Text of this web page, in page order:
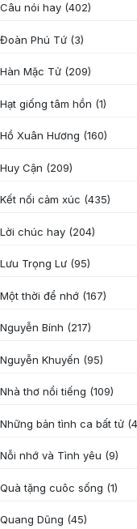
Câu nói hay (402)
Đoàn Phú Tứ (3)
Hàn Mặc Tử (209)
Hạt giống tâm hồn (1)
Hồ Xuân Hương (160)
Huy Cận (209)
Kết nối cảm xúc (435)
Lời chúc hay (204)
Lưu Trọng Lư (95)
Một thời để nhớ (167)
Nguyễn Bính (217)
Nguyễn Khuyến (95)
Nhà thơ nổi tiếng (109)
Những bản tình ca bất tử
Nỗi nhớ và Tình yêu (9)
Quà tặng cuôc sống (1)
Quang Dũng (45)